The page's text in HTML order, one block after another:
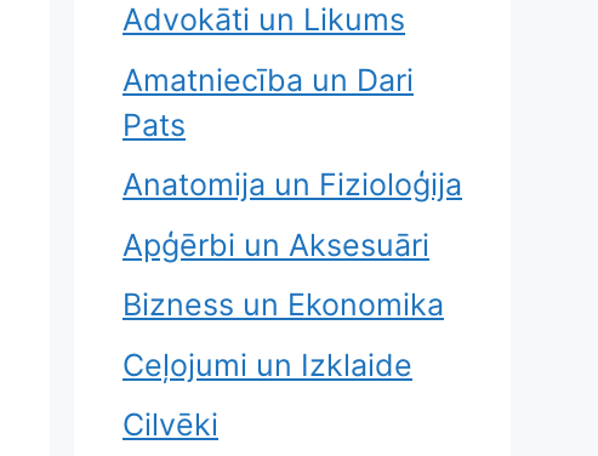
Advokāti un Likums
Amatniecība un Dari
Pats
Anatomija un Fizioloģija
Apģērbi un Aksesuāri
Bizness un Ekonomika
Ceļojumi un Izklaide
Cilvēki